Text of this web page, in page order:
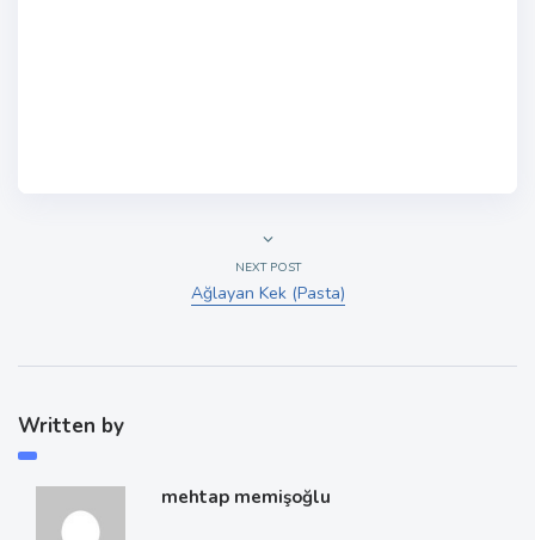
NEXT POST
Ağlayan Kek (Pasta)
Written by
mehtap memişoğlu